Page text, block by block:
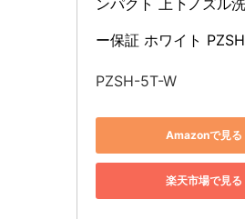
ー保証 ホワイト
PZSH-5T-W
Amazonで見る
楽天市場で見る